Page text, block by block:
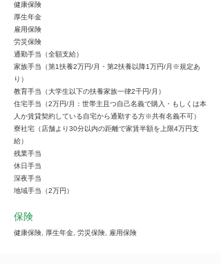
健康保険
厚生年金
雇用保険
労災保険
通勤手当（全額支給）
家族手当（第1扶養2万円/月・第2扶養以降1万円/月※規定あ
り）
教育手当（大学生以下の扶養家族一律2千円/月）
住宅手当（2万円/月：世帯主且つ自己名義で購入・もしくは本
人か賃貸契約している自宅から通勤する方※共有名義不可）
寮社宅（店舗より30分以内の距離で家賃半額を上限4万円支
給）
残業手当
休日手当
深夜手当
地域手当（2万円）
保険
健康保険, 厚生年金, 労災保険, 雇用保険